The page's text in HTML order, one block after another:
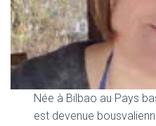
Née à Bilbao au Pays
est devenue